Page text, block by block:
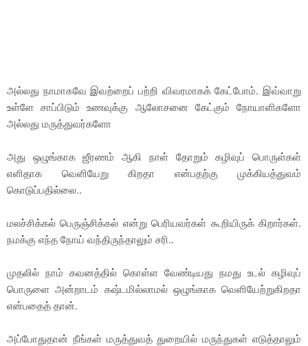
அல்லது நாமாகவே இவற்றைப் பற்றி விவரமாகக் கேட்போம். இவ்வாறு
உள்ளே சாப்பிடும் உணவுக்கு ஆலோசனை கேட்கும் நோயாளிகளோ
அல்லது மருத்துவர்களோ
அது ஒழுங்காக ஜீரணம் ஆகி நாள் தோறும் கழிவுப் பொருள்கள்
எளிதாக வெளியேறு கிறதா என்பதற்கு முக்கியத்துவம்
கொடுப்பதில்லை..
மலச்சிக்கல் பெருஞ்சிக்கல் என்று பெரியவர்கள் கூறியிருக் கிறார்கள்.
நமக்கு எந்த நோய் வந்திருந்தாலும் சரி..
முதலில் நாம் கவனத்தில் கொள்ள வேண்டியது நமது உடல் கழிவுப்
பொருளை அன்றாடம் கஷ்டமில்லாமல் ஒழுங்காக வெளியேற்றுகிறதா
என்பதைத் தான்.
அப்போதுதான் நீங்கள் மருத்துவத் துறையில் மருந்துகள் எடுத்தாலும்